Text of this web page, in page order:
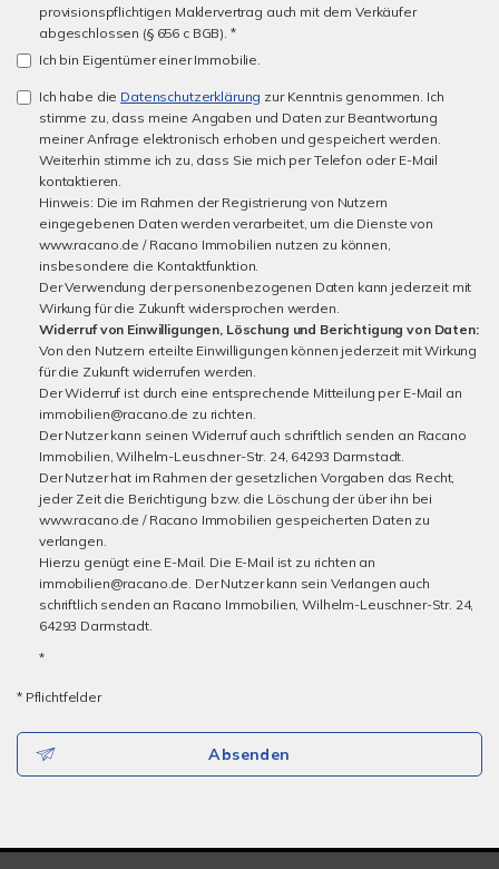
provisionspflichtigen Maklervertrag auch mit dem Verkäufer
abgeschlossen (§ 656 c BGB). *
Ich bin Eigentümer einer Immobilie.
Ich habe die Datenschutzerklärung zur Kenntnis genommen. Ich
stimme zu, dass meine Angaben und Daten zur Beantwortung
meiner Anfrage elektronisch erhoben und gespeichert werden.
Weiterhin stimme ich zu, dass Sie mich per Telefon oder E-Mail
kontaktieren.
Hinweis: Die im Rahmen der Registrierung von Nutzern
eingegebenen Daten werden verarbeitet, um die Dienste von
www.racano.de / Racano Immobilien nutzen zu können,
insbesondere die Kontaktfunktion.
Der Verwendung der personenbezogenen Daten kann jederzeit mit
Wirkung für die Zukunft widersprochen werden.
Widerruf von Einwilligungen, Löschung und Berichtigung von Daten:
Von den Nutzern erteilte Einwilligungen können jederzeit mit Wirkung
für die Zukunft widerrufen werden.
Der Widerruf ist durch eine entsprechende Mitteilung per E-Mail an
immobilien@racano.de zu richten.
Der Nutzer kann seinen Widerruf auch schriftlich senden an Racano
Immobilien, Wilhelm-Leuschner-Str. 24, 64293 Darmstadt.
Der Nutzer hat im Rahmen der gesetzlichen Vorgaben das Recht,
jeder Zeit die Berichtigung bzw. die Löschung der über ihn bei
www.racano.de / Racano Immobilien gespeicherten Daten zu
verlangen.
Hierzu genügt eine E-Mail. Die E-Mail ist zu richten an
immobilien@racano.de. Der Nutzer kann sein Verlangen auch
schriftlich senden an Racano Immobilien, Wilhelm-Leuschner-Str. 24,
64293 Darmstadt.
*
* Pflichtfelder
Absenden